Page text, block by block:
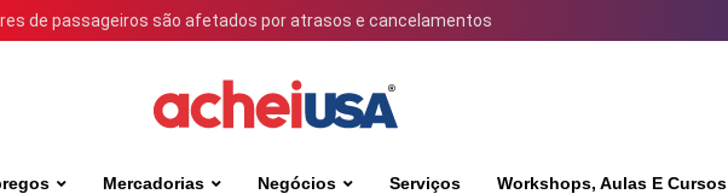
de passageiros são afetados por atrasos e cancelamentos
Mercadorias Negócios Serviços Workshops, Aulas E Cursos